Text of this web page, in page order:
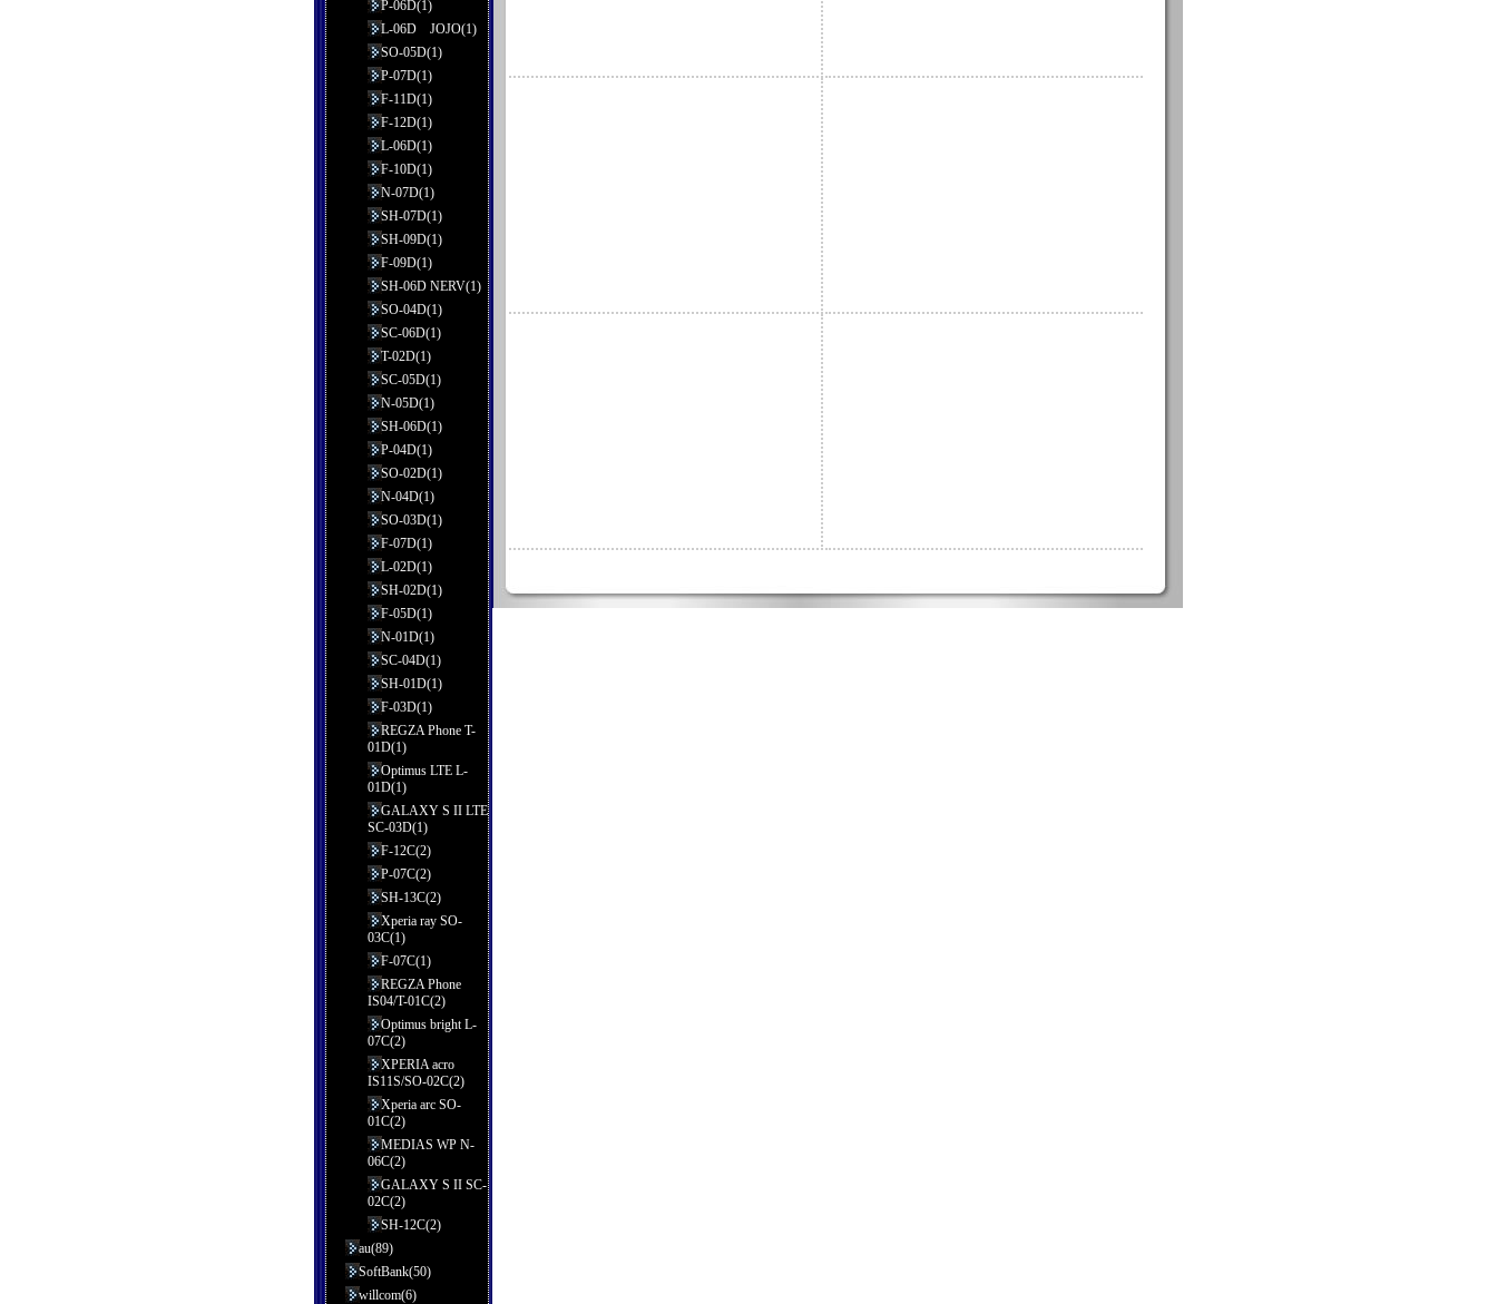
P-06D(1)
L-06D JOJO(1)
SO-05D(1)
P-07D(1)
F-11D(1)
F-12D(1)
L-06D(1)
F-10D(1)
N-07D(1)
SH-07D(1)
SH-09D(1)
F-09D(1)
SH-06D NERV(1)
SO-04D(1)
SC-06D(1)
T-02D(1)
SC-05D(1)
N-05D(1)
SH-06D(1)
P-04D(1)
SO-02D(1)
N-04D(1)
SO-03D(1)
F-07D(1)
L-02D(1)
SH-02D(1)
F-05D(1)
N-01D(1)
SC-04D(1)
SH-01D(1)
F-03D(1)
REGZA Phone T-
01D(1)
Optimus LTE L-
01D(1)
GALAXY S II LTE
SC-03D(1)
F-12C(2)
P-07C(2)
SH-13C(2)
Xperia ray SO-
03C(1)
F-07C(1)
REGZA Phone
IS04/T-01C(2)
Optimus bright L-
07C(2)
XPERIA acro
IS11S/SO-02C(2)
Xperia arc SO-
01C(2)
MEDIAS WP N-
06C(2)
GALAXY S II SC-
02C(2)
SH-12C(2)
au(89)
SoftBank(50)
willcom(6)